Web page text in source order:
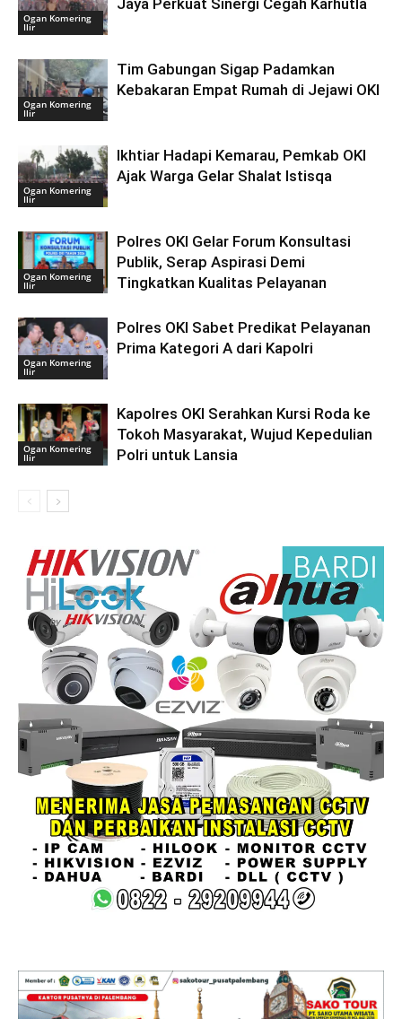
Ogan Komering
Ilir
Jaya Perkuat Sinergi Cegah Karhutla
Ogan Komering
Ilir
Tim Gabungan Sigap Padamkan
Kebakaran Empat Rumah di Jejawi OKI
Ogan Komering
Ilir
Ikhtiar Hadapi Kemarau, Pemkab OKI
Ajak Warga Gelar Shalat Istisqa
Ogan Komering
Ilir
Polres OKI Gelar Forum Konsultasi
Publik, Serap Aspirasi Demi
Tingkatkan Kualitas Pelayanan
Ogan Komering
Ilir
Polres OKI Sabet Predikat Pelayanan
Prima Kategori A dari Kapolri
Ogan Komering
Ilir
Kapolres OKI Serahkan Kursi Roda ke
Tokoh Masyarakat, Wujud Kepedulian
Polri untuk Lansia